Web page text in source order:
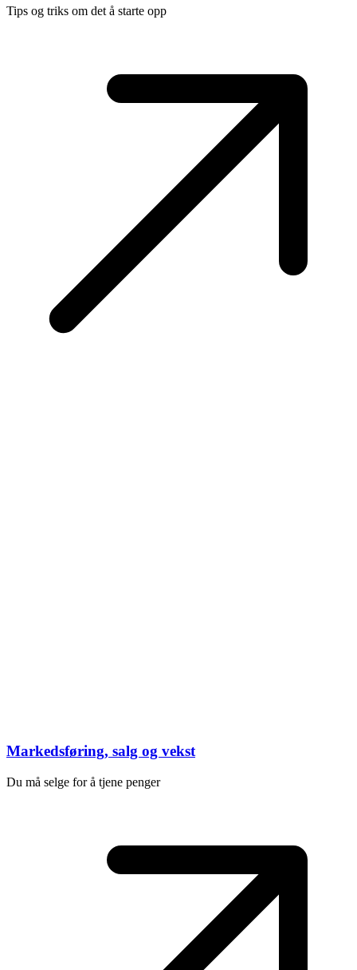
Tips og triks om det å starte opp
Markedsføring, salg og vekst
Du må selge for å tjene penger